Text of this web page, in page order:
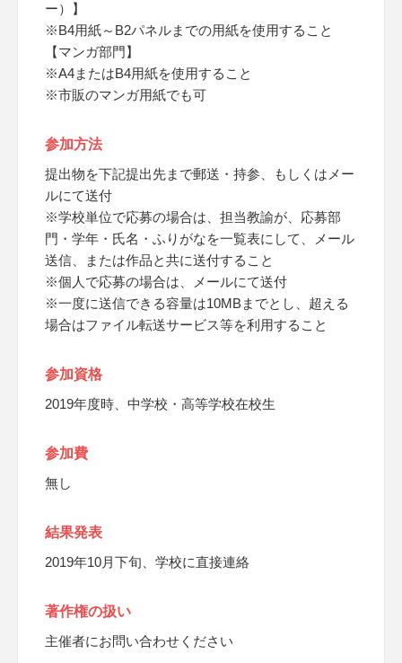
ー）】
※B4用紙～B2パネルまでの用紙を使用すること
【マンガ部門】
※A4またはB4用紙を使用すること
※市販のマンガ用紙でも可
参加方法
提出物を下記提出先まで郵送・持参、もしくはメー
ルにて送付
※学校単位で応募の場合は、担当教諭が、応募部
門・学年・氏名・ふりがなを一覧表にして、メール
送信、または作品と共に送付すること
※個人で応募の場合は、メールにて送付
※一度に送信できる容量は10MBまでとし、超える
場合はファイル転送サービス等を利用すること
参加資格
2019年度時、中学校・高等学校在校生
参加費
無し
結果発表
2019年10月下旬、学校に直接連絡
著作権の扱い
主催者にお問い合わせください